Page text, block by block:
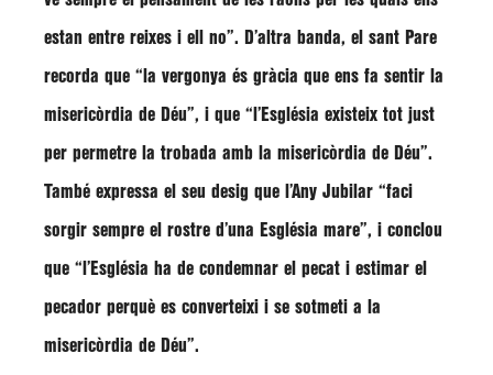
estan entre reixes i ell no”. D’altra banda, el sant Pare
recorda que “la vergonya és gràcia que ens fa sentir la
misericòrdia de Déu”, i que “l’Església existeix tot just
per permetre la trobada amb la misericòrdia de Déu”.
També expressa el seu desig que l’Any Jubilar “faci
sorgir sempre el rostre d’una Església mare”, i conclou
que “l’Església ha de condemnar el pecat i estimar el
pecador perquè es converteixi i se sotmeti a la
misericòrdia de Déu”.